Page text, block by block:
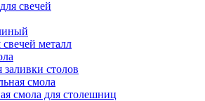
свечей
металл
столов
смола
смола для столешниц